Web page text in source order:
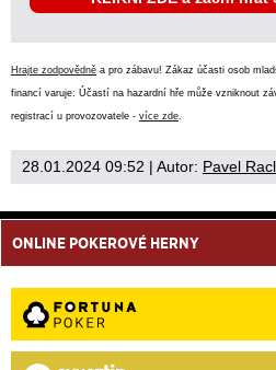
Hrajte zodpovědně a pro zábavu! Zákaz účasti osob
financí varuje: Účastí na hazardní hře může vzniknout
registrací u provozovatele - více zde.
28.01.2024 09:52 | Autor: Pavel
ONLINE POKEROVÉ HERNY